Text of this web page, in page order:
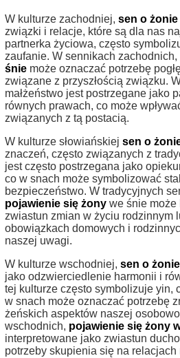
W kulturze zachodniej, sen o żonie
związki i relacje, które są dla nas
partnerka życiowa, często
zaufanie. W sennikach zachodnich,
śnie może oznaczać potrzebę
związane z przyszłością związku.
małżeństwo jest postrzegane jako
równych prawach, co może
związanych z tą postacią.
W kulturze słowiańskiej sen o
znaczeń, często związanych z
jest często postrzegana jako
co w snach może symbolizować
bezpieczeństwo. W tradycyjnych
pojawienie się żony we śnie może
zwiastun zmian w życiu rodzinnym
obowiązkach domowych i
naszej uwagi.
W kulturze wschodniej, sen o żonie
jako odzwierciedlenie harmonii i
tej kulturze często symbolizuje yin,
w snach może oznaczać potrzebę
żeńskich aspektów naszej
wschodnich, pojawienie się żony
interpretowane jako zwiastun
potrzeby skupienia się na